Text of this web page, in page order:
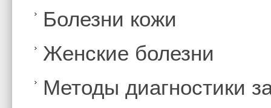
Болезни кожи
Женские болезни
Методы диагностики